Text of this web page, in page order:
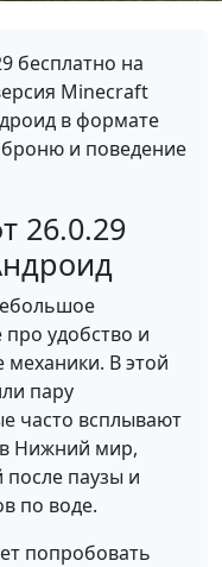
бесплатно на
Minecraft
в формате
и поведение
26.0.29
удобство и
В этой
пару
часто всплывают
Нижний мир,
после паузы и
по воде.
попробовать